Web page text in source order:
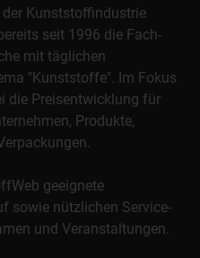
der Kunststoffindustrie
seit 1996 die Fach-
mit täglichen
"Kunststoffe". Im Fokus
die Preisentwicklung für
Produkte,
geeignete
sowie nützlichen Service-
und Veranstaltungen.